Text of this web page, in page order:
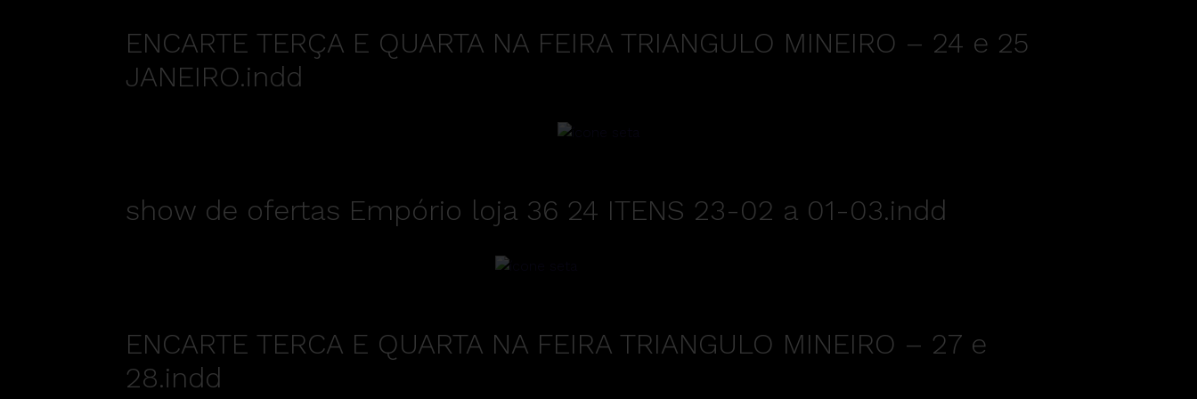
ENCARTE TERÇA E QUARTA NA FEIRA TRIANGULO MINEIRO – 24 e 25
JANEIRO.indd
show de ofertas Empório loja 36 24 ITENS 23-02 a 01-03.indd
ENCARTE TERCA E QUARTA NA FEIRA TRIANGULO MINEIRO – 27 e
28.indd